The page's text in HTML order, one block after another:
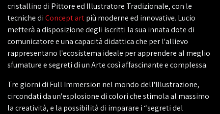
cristallino di Pittore ed Illustratore Tradizionale, con le
tecniche diConcept artpiù moderne ed innovative. Lucio
metterà a disposizione degli iscritti la sua innata dote di
comunicatore e una capacità didattica che per l'allievo
rappresentano l'ecosistema ideale per apprendere al meglio
sfumature e segreti di un Arte così affascinante e complessa.
Tre giorni di Full Immersion nel mondo dell'Illustrazione,
circondati da un'esplosione di colori che stimola al massimo
la creatività, e la possibilità di imparare i “segreti del